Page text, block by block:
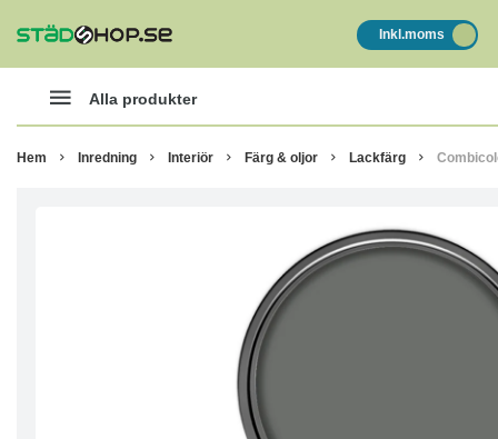
Inkl.moms
Alla produkter
Hem Inredning Interiör Färg & oljor Lackfärg